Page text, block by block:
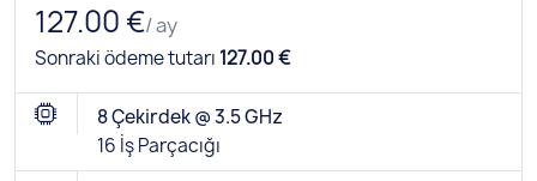
127.00 €/ ay
Sonraki ödeme tutarı 127.00 €
8 Çekirdek @ 3.5 GHz
16 İş Parçacığı